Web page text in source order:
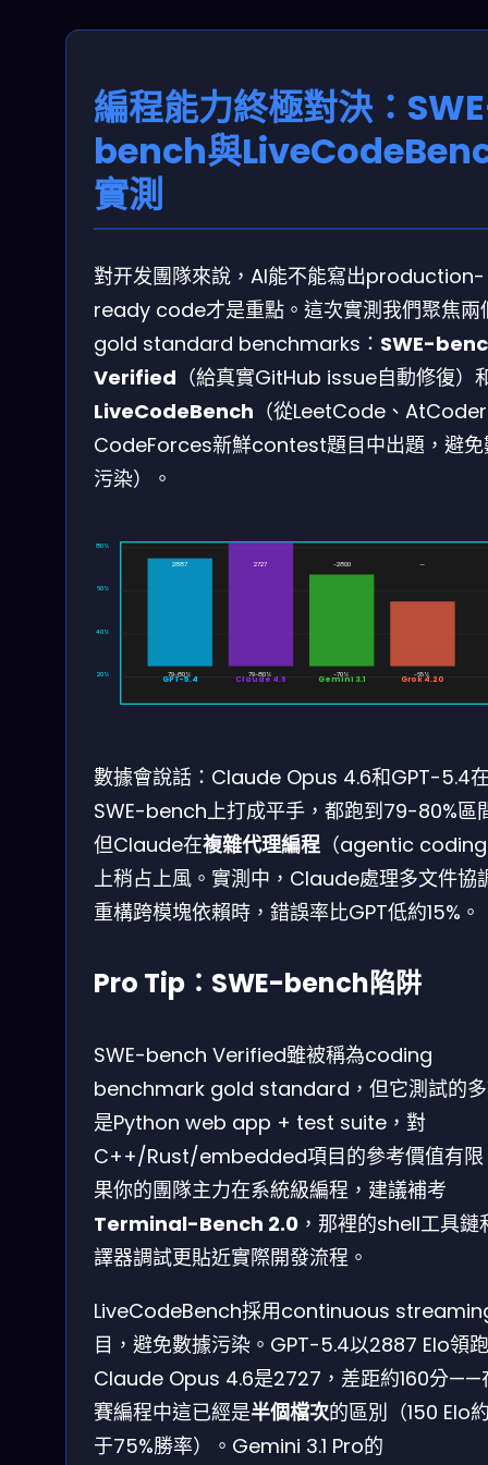
編程能力終極對決：
bench與
實測
對开发團隊來說，AI能不能寫出production-
ready code才是重點。這次實測我們聚焦兩
gold standard benchmarks： SWE-
Verified （給真實GitHub issue自動修復）
LiveCodeBench （從LeetCode、
CodeForces新鮮contest題目中出題，避免
污染）。
80%
60%
40%
20% GPT-5.4 Claude 4.6 Gemini 3.1 Grok 4.20
79-80% 79-80% ~70% ~65%
2887 2727 ~2800 —
數據會說話：Claude Opus 4.6和GPT-5.4
SWE-bench上打成平手，都跑到79-80%區
但Claude在複雜代理編程 （agentic
上稍占上風。實測中，Claude處理多文件協
重構跨模塊依賴時，錯誤率比GPT低約15%。
Pro Tip：SWE-bench陷阱
SWE-bench Verified雖被稱為coding
benchmark gold standard，但它測試的
是Python web app + test suite，對
C++/Rust/embedded項目的參考價值有限
果你的團隊主力在系統級編程，建議補考
Terminal-Bench 2.0 ，那裡的shell工具鏈
譯器調試更貼近實際開發流程。
LiveCodeBench採用continuous
目，避免數據污染。GPT-5.4以2887 Elo領
Claude Opus 4.6是2727，差距約160分——
賽編程中這已經是半個檔次的區別（150 Elo
于75%勝率）。Gemini 3.1 Pro的